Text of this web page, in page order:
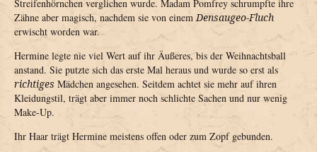
Streifenhörnchen verglichen wurde. Madam Pomfrey schrumpfte ihre
Zähne aber magisch, nachdem sie von einemDensaugeo-Fluch
erwischt worden war.
Hermine legte nie viel Wert auf ihr Äußeres, bis der Weihnachtsball
anstand. Sie putzte sich das erste Mal heraus und wurde so erst als
richtiges Mädchen angesehen. Seitdem achtet sie mehr auf ihren
Kleidungstil, trägt aber immer noch schlichte Sachen und nur wenig
Make-Up.
Ihr Haar trägt Hermine meistens offen oder zum Zopf gebunden.